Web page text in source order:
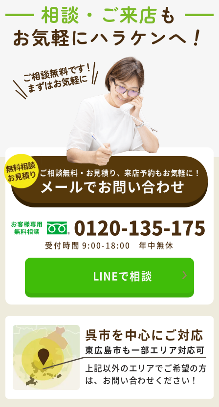
相談・ご来店も
お気軽にハラケンへ！
ご相談無料・お見積り、来店予約もお気軽に！
メールでお問い合わせ
0120-135-175
受付時間 9:00-18:00 年中無休
LINEで相談
呉市を中心にご対応
東広島市も一部エリア対応可
上記以外のエリアでご希望の方
は、 お問い合わせください！